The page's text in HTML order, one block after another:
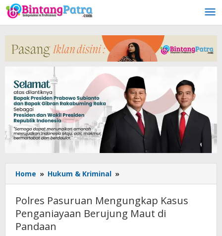
Lewati
ke
konten
Home » Hukum & Kriminal »
Pasuruan
Mengungkap
Kasus
Penganiayaan
Polres Pasuruan Mengungkap Kasus
Penganiayaan Berujung Maut di
Pandaan